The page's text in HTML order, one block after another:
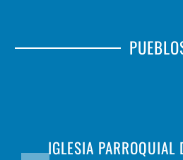
IGLESIA PARROQUIAL